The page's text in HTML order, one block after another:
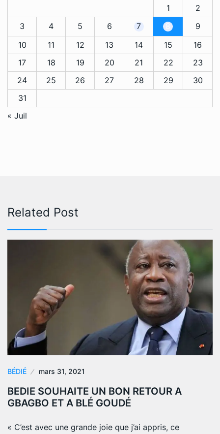
1
2
3
4 5 6 7 8
9
10
11 12 13 14 15
16
17
18 19 20 21 22
23
24
25 26 27 28 29
30
31
« Juil
Related Post
BÉDIÉ mars 31, 2021
BEDIE SOUHAITE UN BON RETOUR A
GBAGBO ET A BLÉ GOUDÉ
« C’est avec une grande joie que j’ai appris, ce